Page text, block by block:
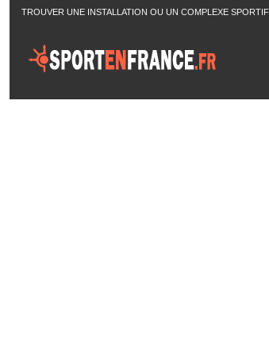
TROUVER UNE INSTALLATION OU UN COMPLEXE SPORTIF